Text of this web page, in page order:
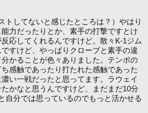
トしてないと感じたところは？）やはり
力だったりとか、素手の打撃ですとけ
応してくれるんですけど。散々K-1ジム
すけど、やっぱりクローブと素手の違
かることが色々ありました。テンポの
感触であったり打たれた感触であった
い一戦だったと思ってます。ラウェイ
かなと思うんですけど、まだまだ10分
自分では思っているのでもっと活かせる